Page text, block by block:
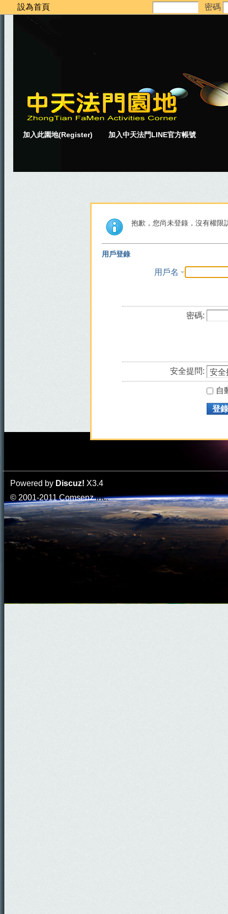
設為首頁 密碼
加入此園地(Register) 加入中天法門LINE官方帳號
抱歉，您尚未登錄，沒有權限
用戶登錄
用戶名
密碼:
安全提問:
自
登錄
Powered by Discuz! X3.4
© 2001-2011ComsenzInc.